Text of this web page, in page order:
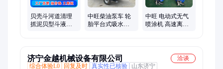
贝壳斗河道清理
抓泥贝型斗液压
中旺柴油泵车 轮
胎平台式吸水泵
中旺 电动式无气
喷涂机 高速离心
济宁金越机械设备有限公司
洽谈
综合体验L0
回复及时 真实性已核验 山东济宁